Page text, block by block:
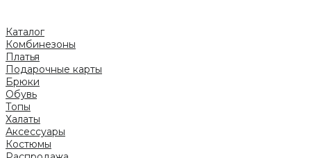
Каталог
Комбинезоны
Платья
Подарочные карты
Брюки
Обувь
Топы
Халаты
Аксессуары
Костюмы